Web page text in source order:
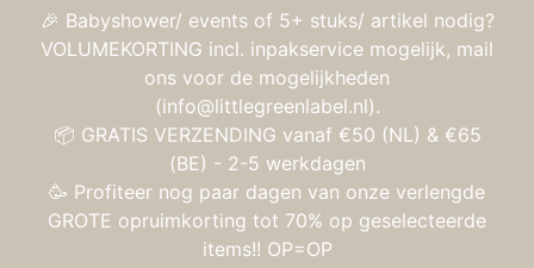
🎉 Babyshower/ events of 5+ stuks/ artikel nodig?
VOLUMEKORTING incl. inpakservice mogelijk, mail
ons voor de mogelijkheden
(info@littlegreenlabel.nl).
📦 GRATIS VERZENDING vanaf €50 (NL) & €65
(BE) - 2-5 werkdagen
🥳 Profiteer nog paar dagen van onze verlengde
GROTE opruimkorting tot 70% op geselecteerde
items!! OP=OP